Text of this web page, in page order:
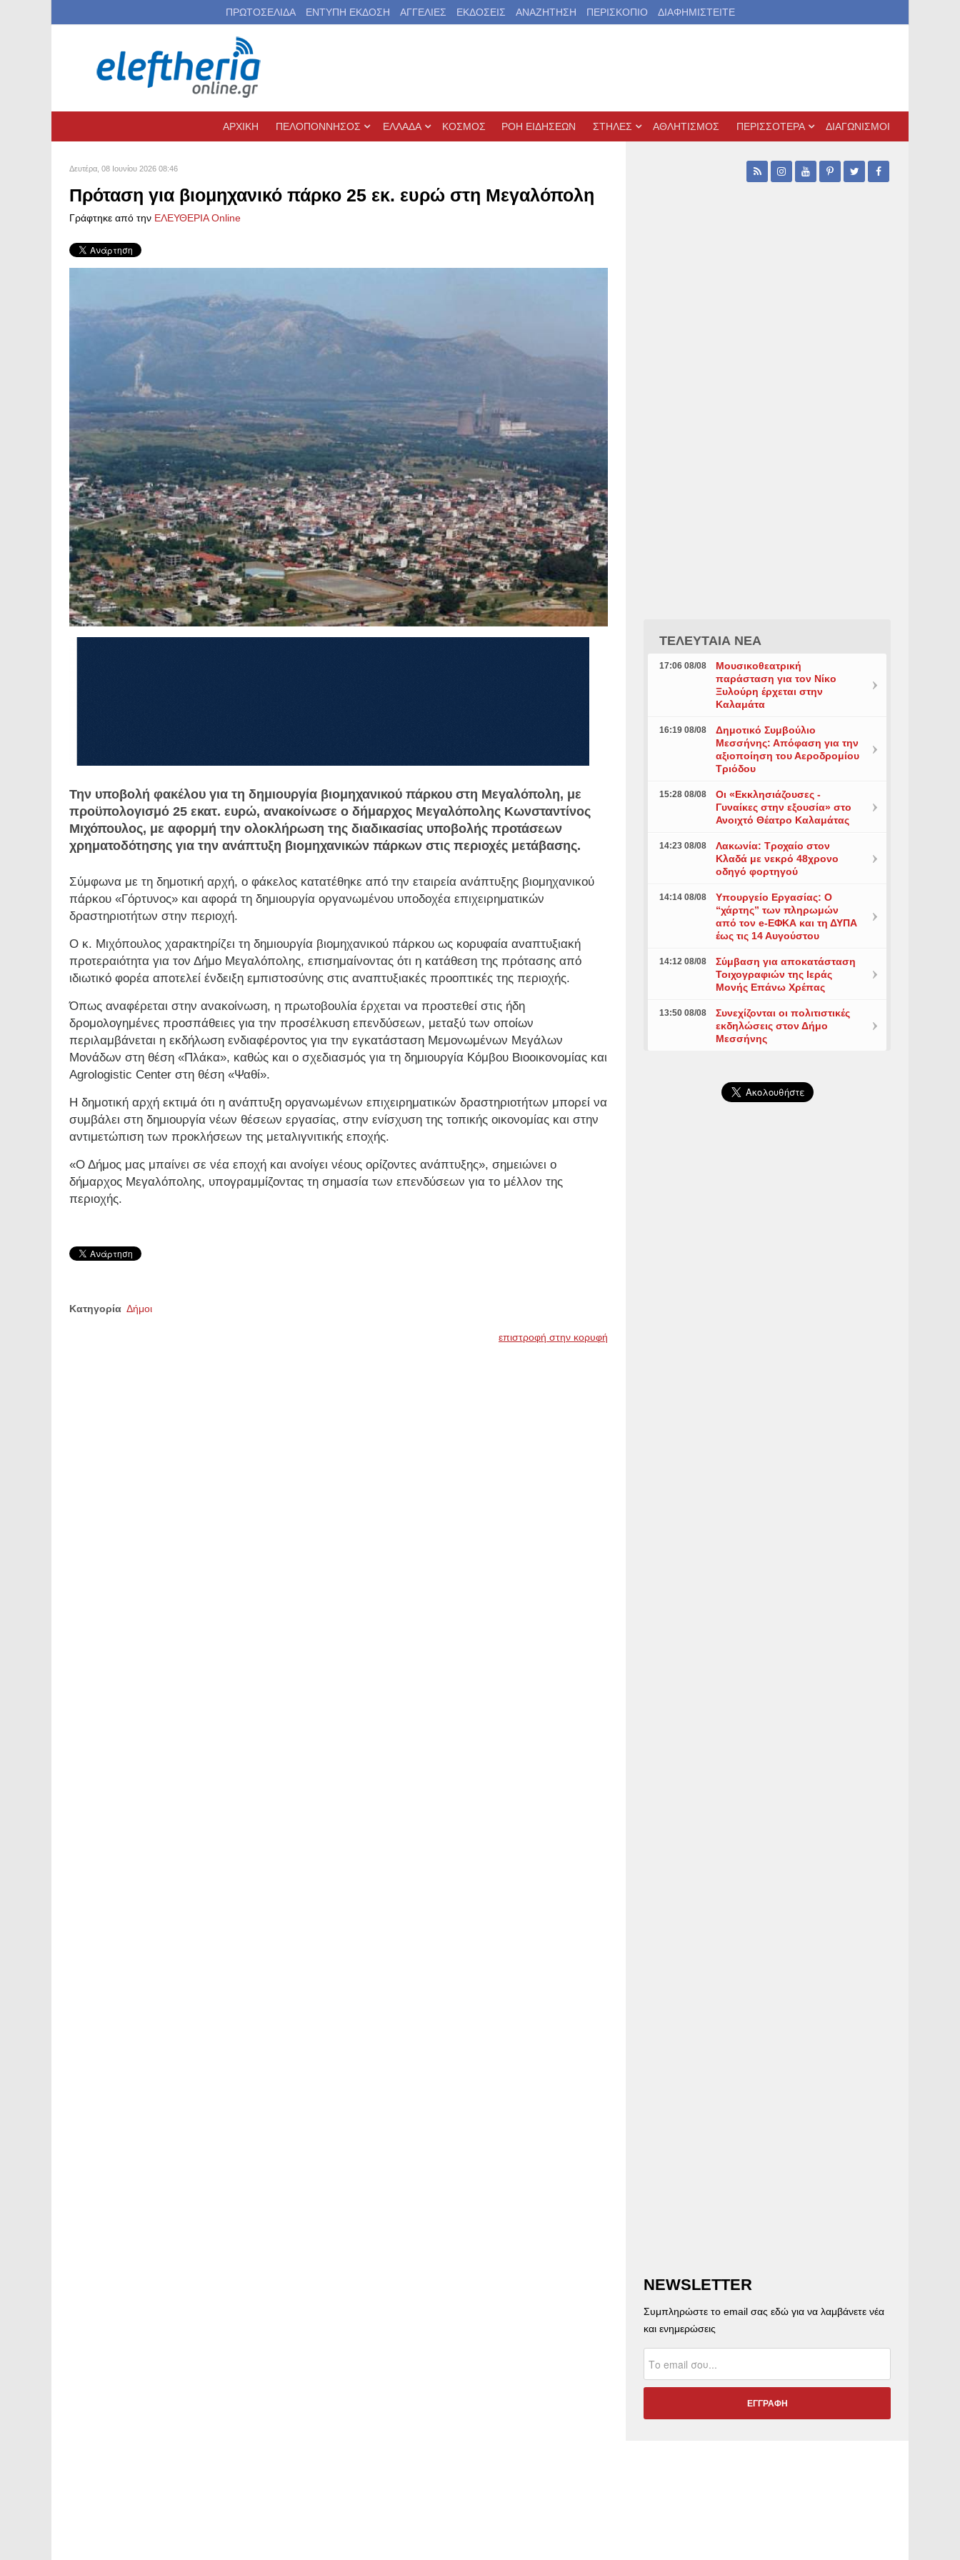
ΠΡΩΤΟΣΕΛΙΔΑ ΕΝΤΥΠΗ ΕΚΔΟΣΗ ΑΓΓΕΛΙΕΣ ΕΚΔΟΣΕΙΣ ΑΝΑΖΗΤΗΣΗ ΠΕΡΙΣΚΟΠΙΟ ΔΙΑΦΗΜΙΣΤΕΙΤΕ
ΑΡΧΙΚΗ ΠΕΛΟΠΟΝΝΗΣΟΣ ΕΛΛΑΔΑ ΚΟΣΜΟΣ ΡΟΗ ΕΙΔΗΣΕΩΝ ΣΤΗΛΕΣ ΑΘΛΗΤΙΣΜΟΣ ΠΕΡΙΣΣΟΤΕΡΑ ΔΙΑΓΩΝΙΣΜΟΙ
Δευτέρα, 08 Ιουνίου 2026 08:46
Πρόταση για βιομηχανικό πάρκο 25 εκ. ευρώ στη Μεγαλόπολη
Γράφτηκε από την ΕΛΕΥΘΕΡΙΑ Online
Την υποβολή φακέλου για τη δημιουργία βιομηχανικού πάρκου στη Μεγαλόπολη, με
προϋπολογισμό 25 εκατ. ευρώ, ανακοίνωσε ο δήμαρχος Μεγαλόπολης Κωνσταντίνος
Μιχόπουλος, με αφορμή την ολοκλήρωση της διαδικασίας υποβολής προτάσεων
χρηματοδότησης για την ανάπτυξη βιομηχανικών πάρκων στις περιοχές μετάβασης.
Σύμφωνα με τη δημοτική αρχή, ο φάκελος κατατέθηκε από την εταιρεία ανάπτυξης βιομηχανικού
πάρκου «Γόρτυνος» και αφορά τη δημιουργία οργανωμένου υποδοχέα επιχειρηματικών
δραστηριοτήτων στην περιοχή.
Ο κ. Μιχόπουλος χαρακτηρίζει τη δημιουργία βιομηχανικού πάρκου ως κορυφαία αναπτυξιακή
προτεραιότητα για τον Δήμο Μεγαλόπολης, επισημαίνοντας ότι η κατάθεση της πρότασης από
ιδιωτικό φορέα αποτελεί ένδειξη εμπιστοσύνης στις αναπτυξιακές προοπτικές της περιοχής.
Όπως αναφέρεται στην ανακοίνωση, η πρωτοβουλία έρχεται να προστεθεί στις ήδη
δρομολογημένες προσπάθειες για την προσέλκυση επενδύσεων, μεταξύ των οποίων
περιλαμβάνεται η εκδήλωση ενδιαφέροντος για την εγκατάσταση Μεμονωμένων Μεγάλων
Μονάδων στη θέση «Πλάκα», καθώς και ο σχεδιασμός για τη δημιουργία Κόμβου Βιοοικονομίας και
Agrologistic Center στη θέση «Ψαθί».
Η δημοτική αρχή εκτιμά ότι η ανάπτυξη οργανωμένων επιχειρηματικών δραστηριοτήτων μπορεί να
συμβάλει στη δημιουργία νέων θέσεων εργασίας, στην ενίσχυση της τοπικής οικονομίας και στην
αντιμετώπιση των προκλήσεων της μεταλιγνιτικής εποχής.
«Ο Δήμος μας μπαίνει σε νέα εποχή και ανοίγει νέους ορίζοντες ανάπτυξης», σημειώνει ο
δήμαρχος Μεγαλόπολης, υπογραμμίζοντας τη σημασία των επενδύσεων για το μέλλον της
περιοχής.
Κατηγορία Δήμοι
επιστροφή στην κορυφή
ΤΕΛΕΥΤΑΙΑ ΝΕΑ
17:06 08/08
Μουσικοθεατρική
παράσταση για τον Νίκο
Ξυλούρη έρχεται στην
Καλαμάτα
16:19 08/08
Δημοτικό Συμβούλιο
Μεσσήνης: Απόφαση για την
αξιοποίηση του Αεροδρομίου
Τριόδου
15:28 08/08
Οι «Εκκλησιάζουσες -
Γυναίκες στην εξουσία» στο
Ανοιχτό Θέατρο Καλαμάτας
14:23 08/08
Λακωνία: Τροχαίο στον
Κλαδά με νεκρό 48χρονο
οδηγό φορτηγού
14:14 08/08
Υπουργείο Εργασίας: Ο
“χάρτης” των πληρωμών
από τον e-ΕΦΚΑ και τη ΔΥΠΑ
έως τις 14 Αυγούστου
14:12 08/08
Σύμβαση για αποκατάσταση
Τοιχογραφιών της Ιεράς
Μονής Επάνω Χρέπας
13:50 08/08
Συνεχίζονται οι πολιτιστικές
εκδηλώσεις στον Δήμο
Μεσσήνης
NEWSLETTER
Συμπληρώστε το email σας εδώ για να λαμβάνετε νέα
και ενημερώσεις